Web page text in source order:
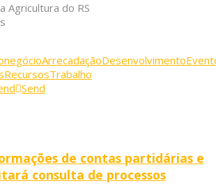
Agricultura do RS
ArrecadaçãoDesenvolvimento
RecursosTrabalho
Send
de contas partidárias e
consulta de processos